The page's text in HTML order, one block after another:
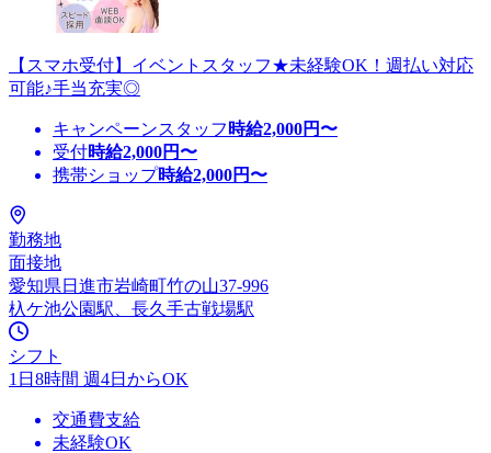
【スマホ受付】イベントスタッフ★未経験OK！週払い対応
可能♪手当充実◎
キャンペーンスタッフ 時給2,000円〜
受付時給2,000円〜
携帯ショップ時給2,000円〜
勤務地
面接地
愛知県日進市岩崎町竹の山37-996
杁ケ池公園駅、長久手古戦場駅
シフト
1日8時間 週4日からOK
交通費支給
未経験OK